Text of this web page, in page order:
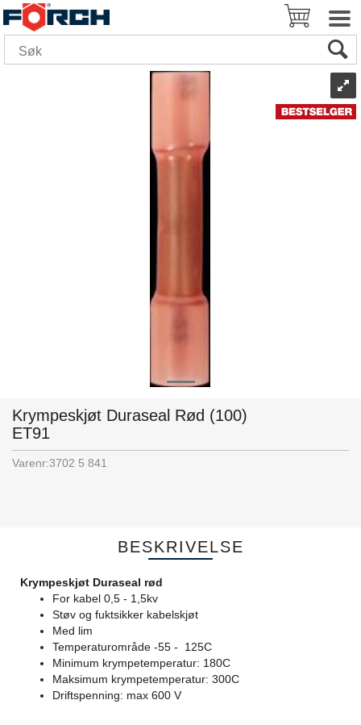
Krympeskjøt Duraseal Rød (100)
ET91
Varenr:3702 5 841
BESKRIVELSE
Krympeskjøt Duraseal rød
For kabel 0,5 - 1,5kv
Støv og fuktsikker kabelskjøt
Med lim
Temperaturområde -55 - 125C
Minimum krympetemperatur: 180C
Maksimum krympetemperatur: 300C
Driftspenning: max 600 V